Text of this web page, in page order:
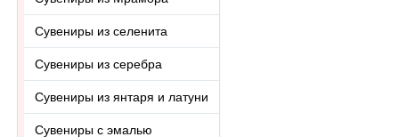
Сувениры из селенита
Сувениры из серебра
Сувениры из янтаря и латуни
Сувениры с эмалью